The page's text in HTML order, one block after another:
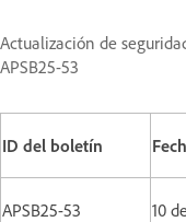
Actualización de
APSB25-53
ID del boletín
APSB25-53 10